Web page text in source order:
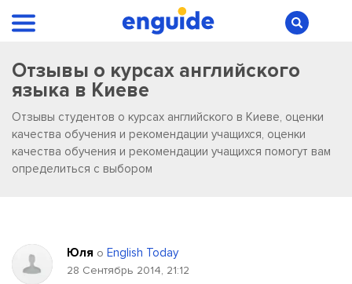
Отзывы о курсах английского
языка в Киеве
Отзывы студентов о курсах английского в Киеве, оценки
качества обучения и рекомендации учащихся, оценки
качества обучения и рекомендации учащихся помогут вам
определиться с выбором
Юля о English Today
28 Сентябрь 2014, 21:12